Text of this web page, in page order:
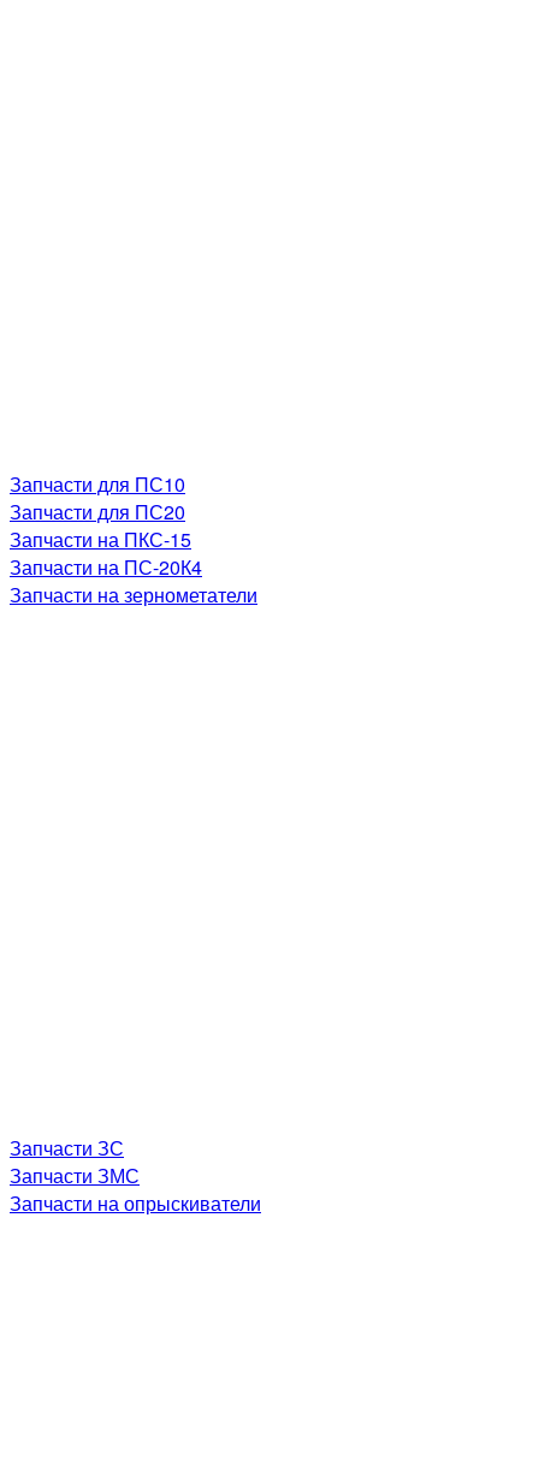
Запчасти для ПС10
Запчасти для ПС20
Запчасти на ПКС-15
Запчасти на ПС-20К4
Запчасти на зернометатели
Запчасти ЗС
Запчасти ЗМС
Запчасти на опрыскиватели